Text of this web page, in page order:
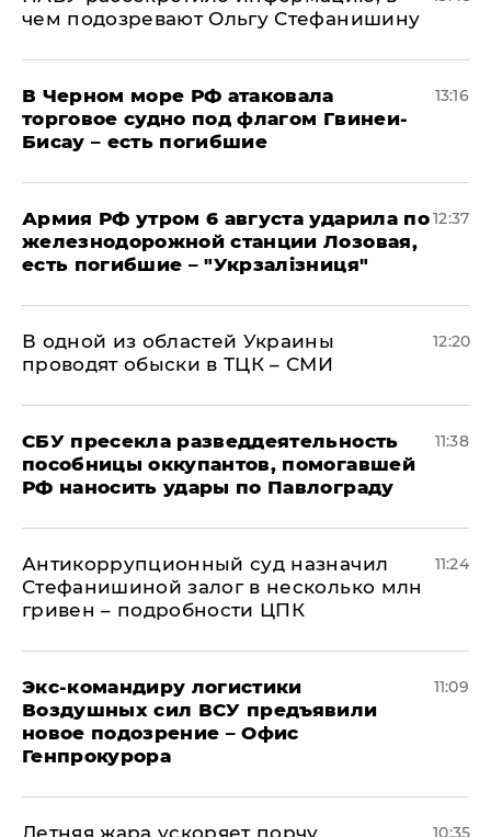
чем подозревают Ольгу Стефанишину
В Черном море РФ атаковала
торговое судно под флагом Гвинеи-
Бисау – есть погибшие
13:16
Армия РФ утром 6 августа ударила по
железнодорожной станции Лозовая,
есть погибшие – "Укрзалізниця"
12:37
В одной из областей Украины
проводят обыски в ТЦК – СМИ
12:20
СБУ пресекла разведдеятельность
пособницы оккупантов, помогавшей
РФ наносить удары по Павлограду
11:38
Антикоррупционный суд назначил
Стефанишиной залог в несколько млн
гривен – подробности ЦПК
11:24
Экс-командиру логистики
Воздушных сил ВСУ предъявили
новое подозрение – Офис
Генпрокурора
11:09
Летняя жара ускоряет порчу
10:35